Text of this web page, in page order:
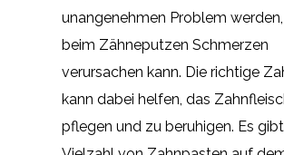
unangenehmen Problem
beim Zähneputzen Schmerzen
verursachen kann. Die richtige
kann dabei helfen, das
pflegen und zu beruhigen. Es